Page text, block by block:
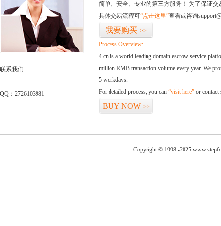
联系我们
QQ：2726103981
简单、安全、专业的第三方服务！ 为了保证
具体交易流程可“点击这里”查看或咨询
我要购买 >>
Process Overview:
4.cn is a world leading domain escrow service
million RMB transaction volume every year. We
5 workdays.
For detailed process, you can “visit here” or contact
BUY NOW >>
Copyright © 1998 -2025